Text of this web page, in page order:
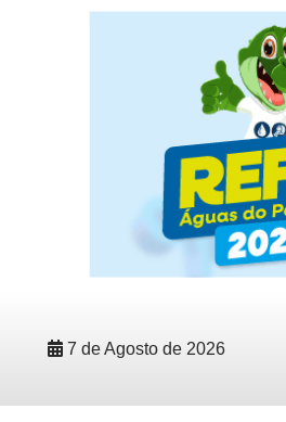
7 de Agosto de 2026